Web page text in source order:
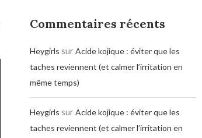
Commentaires récents
Heygirls surAcide kojique : éviter que les
taches reviennent (et calmer l’irritation en
même temps)
Heygirls surAcide kojique : éviter que les
taches reviennent (et calmer l’irritation en